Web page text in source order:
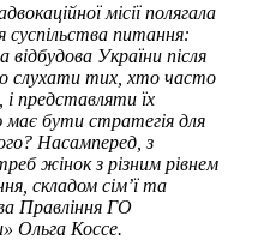
місії полягала
суспільства питання:
України після
слухати тих, хто часто
представляти їх
має бути стратегія для
Насамперед, з
жінок з різним рівнем
складом сім’ї та
Правління ГО
Ольга Коссе.